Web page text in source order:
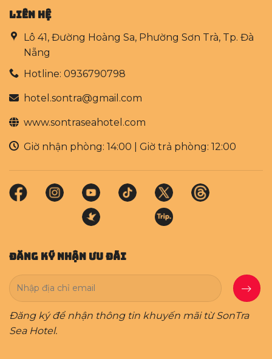
LIÊN HỆ
Lô 41, Đường Hoàng Sa, Phường Sơn Trà, Tp. Đà
Nẵng
Hotline: 0936790798
hotel.sontra@gmail.com
www.sontraseahotel.com
Giờ nhận phòng: 14:00 | Giờ trả phòng: 12:00
Đăng Ký Nhận Ưu Đãi
Đăng ký để nhận thông tin khuyến mãi từ SonTra
Sea Hotel.